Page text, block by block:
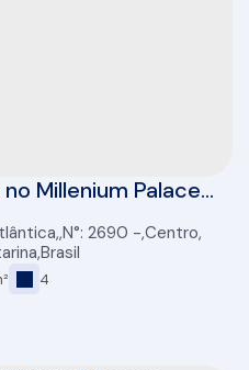
Millenium Palace
,N°: 2690 ,Centro,
,Brasil
4